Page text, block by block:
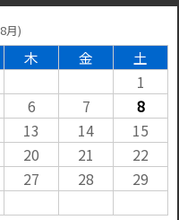
月)
木 金
土
1
6 7
8
13 14
15
20 21
22
27 28
29